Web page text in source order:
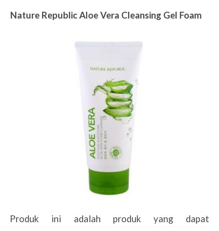
Nature Republic Aloe Vera Cleansing Gel Foam
Produk ini adalah produk yang dapat